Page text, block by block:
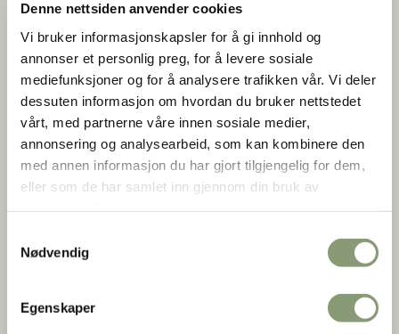
Denne nettsiden anvender cookies
Vi bruker informasjonskapsler for å gi innhold og
annonser et personlig preg, for å levere sosiale
mediefunksjoner og for å analysere trafikken vår. Vi deler
dessuten informasjon om hvordan du bruker nettstedet
vårt, med partnerne våre innen sosiale medier,
annonsering og analysearbeid, som kan kombinere den
med annen informasjon du har gjort tilgjengelig for dem,
eller som de har samlet inn gjennom din bruk av
Nødvendig
Egenskaper